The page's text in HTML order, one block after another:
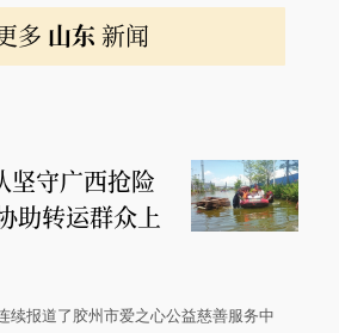
多 山东 新闻
坚守广西抢险
助转运群众上
续报道了胶州市爱之心公益慈善服务中